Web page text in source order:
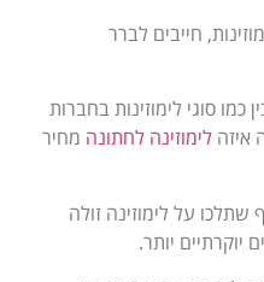
חייבים לברר
סוגי לימוזינות בחברות
איזה לימוזינה לחתונה מחיר
על לימוזינה זולה
יוקרתיים יותר.